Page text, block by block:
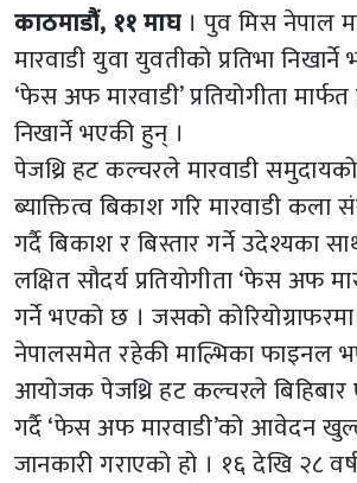
काठमाडौं, ११ माघ। पुव मिस नेपाल
मारवाडी युवा युवतीको प्रतिभा
‘फेस अफ मारवाडी’ प्रतियोगीता
निखार्ने भएकी हुन् ।
पेजथ्रि हट कल्चरले मारवाडी
ब्याक्तित्व बिकाश गरि मारवाडी कला
गर्दै बिकाश र बिस्तार गर्ने उदेश्यका
लक्षित सौदर्य प्रतियोगीता ‘फेस अफ
गर्ने भएको छ । जसको
नेपालसमेत रहेकी माल्भिका फाइनल
आयोजक पेजथ्रि हट कल्चरले बिहिबार
गर्दै ‘फेस अफ मारवाडी’को आवेदन
जानकारी गराएको हो । १६ देखि २८